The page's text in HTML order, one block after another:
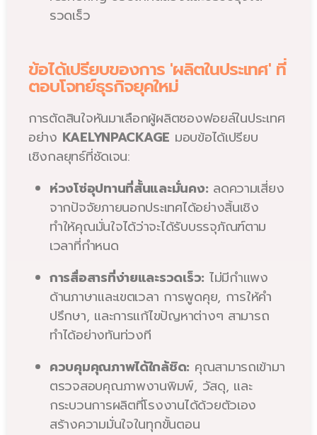
รวดเร็ว
ข้อได้เปรียบของการ 'ผลิตในประเทศ' ที่
ตอบโจทย์ธุรกิจยุคใหม่
การตัดสินใจหันมาเลือกผู้ผลิตซองฟอยล์ในประเทศ
อย่าง KAELYNPACKAGE มอบข้อได้เปรียบ
เชิงกลยุทธ์ที่ชัดเจน:
ห่วงโซ่อุปทานที่สั้นและมั่นคง: ลดความเสี่ยง
จากปัจจัยภายนอกประเทศได้อย่างสิ้นเชิง
ทำให้คุณมั่นใจได้ว่าจะได้รับบรรจุภัณฑ์ตาม
เวลาที่กำหนด
การสื่อสารที่ง่ายและรวดเร็ว: ไม่มีกำแพง
ด้านภาษาและเขตเวลา การพูดคุย, การให้คำ
ปรึกษา, และการแก้ไขปัญหาต่างๆ สามารถ
ทำได้อย่างทันท่วงที
ควบคุมคุณภาพได้ใกล้ชิด: คุณสามารถเข้ามา
ตรวจสอบคุณภาพงานพิมพ์, วัสดุ, และ
กระบวนการผลิตที่โรงงานได้ด้วยตัวเอง
สร้างความมั่นใจในทุกขั้นตอน